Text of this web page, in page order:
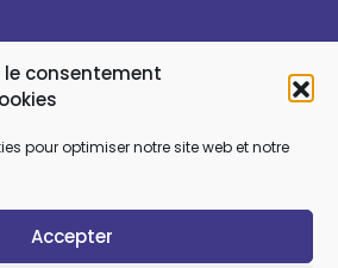
le consentement
pour optimiser notre site web et notre
Accepter
Formation
Ecologie intégrale